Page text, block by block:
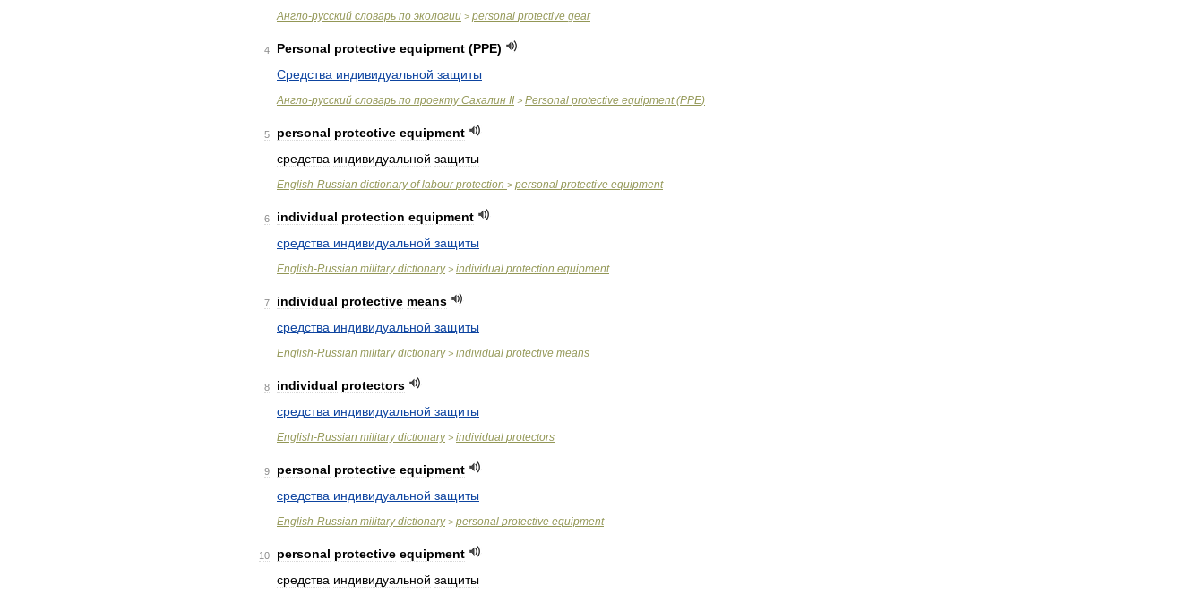
Англо-русский словарь по экологии > personal protective gear
4 Personal protective equipment (PPE)
Средства индивидуальной защиты
Англо-русский словарь по проекту Сахалин II > Personal protective equipment(PPE)
5 personal protective equipment
средства индивидуальной защиты
English-Russian dictionary of labour protection > personal protective equipment
6 individual protection equipment
средства индивидуальной защиты
English-Russian military dictionary> individual protection equipment
7 individual protective means
средства индивидуальной защиты
English-Russian military dictionary> individual protective means
8 individual protectors
средства индивидуальной защиты
English-Russian military dictionary> individual protectors
9 personal protective equipment
средства индивидуальной защиты
English-Russian military dictionary> personal protective equipment
10 personal protective equipment
средства индивидуальной защиты